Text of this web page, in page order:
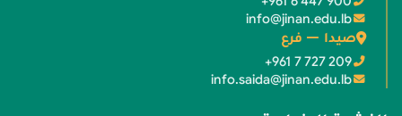
info@jinan.edu.lb
صيدا — فرع
+961 7 727 209
info.saida@jinan.edu.lb